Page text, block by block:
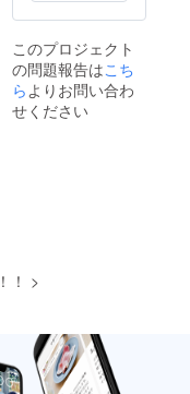
このプロジェクト
の問題報告はこち
らよりお問い合わ
せください
！ >